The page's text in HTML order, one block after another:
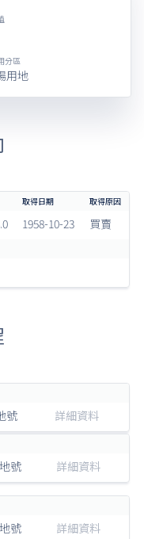
分區
用地
1958-10-23 買賣
號 詳細資料
號 詳細資料
號 詳細資料